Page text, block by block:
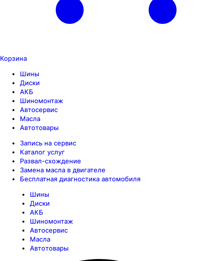
Корзина
Шины
Диски
АКБ
Шиномонтаж
Автосервис
Масла
Автотовары
Запись на сервис
Каталог услуг
Развал-схождение
Замена масла в двигателе
Бесплатная диагностика автомобиля
Шины
Диски
АКБ
Шиномонтаж
Автосервис
Масла
Автотовары